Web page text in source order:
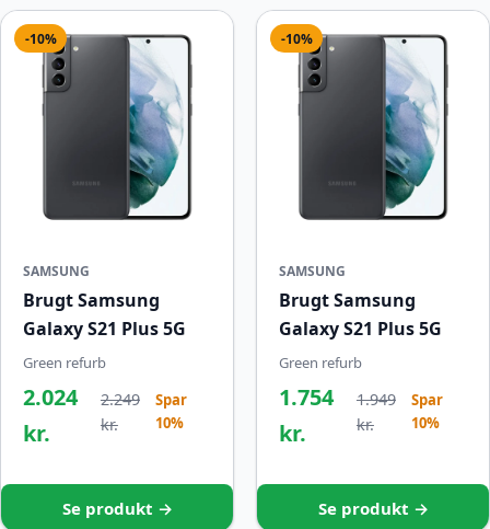
-10%
SAMSUNG
Brugt Samsung
Galaxy S21 Plus 5G
Green refurb
2.024
kr.
2.249
kr.
Spar
10%
Se produkt →
-10%
SAMSUNG
Brugt Samsung
Galaxy S21 Plus 5G
Green refurb
1.754
kr.
1.949
kr.
Spar
10%
Se produkt →